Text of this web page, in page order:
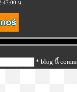
น.
* blog นี้